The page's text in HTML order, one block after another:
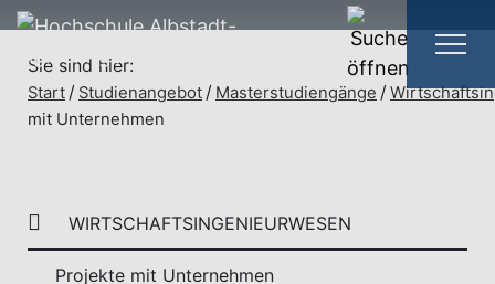
Sie sind hier:
Start Studienangebot Masterstudiengänge
mit Unternehmen
WIRTSCHAFTSINGENIEURWESEN
Projekte mit Unternehmen